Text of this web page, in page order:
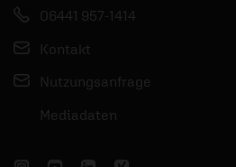
06441 957-1414
Kontakt
Nutzungsanfrage
Mediadaten